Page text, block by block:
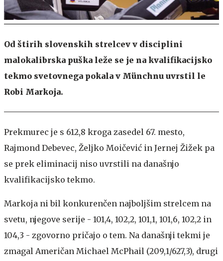
Od štirih slovenskih strelcev v disciplini
malokalibrska puška leže se je na kvalifikacijsko
tekmo svetovnega pokala v Münchnu uvrstil le
Robi Markoja.
Prekmurec je s 612,8 kroga zasedel 67. mesto,
Rajmond Debevec, Željko Moičević in Jernej Žižek pa
se prek eliminacij niso uvrstili na današnjo
kvalifikacijsko tekmo.
Markoja ni bil konkurenčen najboljšim strelcem na
svetu, njegove serije - 101,4, 102,2, 101,1, 101,6, 102,2 in
104,3 - zgovorno pričajo o tem. Na današnji tekmi je
zmagal Američan Michael McPhail (209,1/627,3), drugi